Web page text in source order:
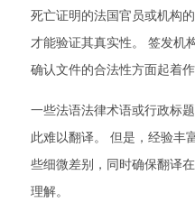
死亡证明的法国官员或机构
才能验证其真实性。 签发机
确认文件的合法性方面起着作
一些法语法律术语或行政标
此难以翻译。 但是，经验丰
些细微差别，同时确保翻译
理解。